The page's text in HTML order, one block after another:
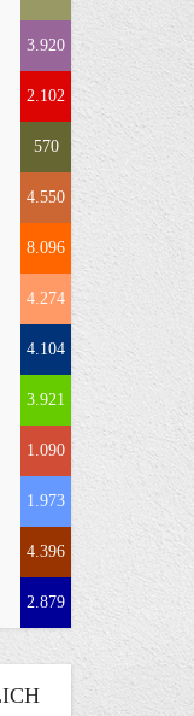
3.920
2.102
570
4.550
8.096
4.274
4.104
3.921
1.090
1.973
4.396
2.879